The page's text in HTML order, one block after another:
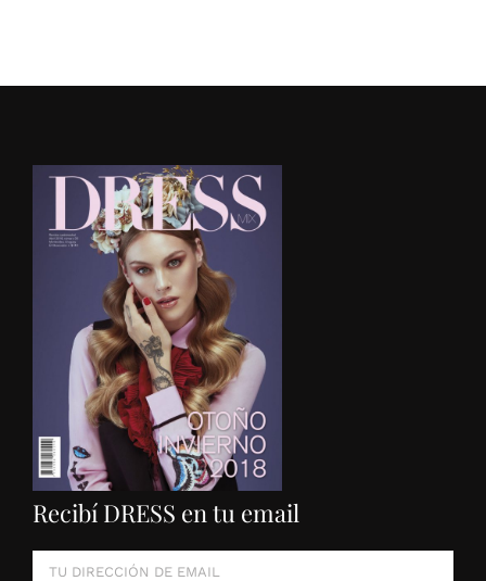
Recibí DRESS en tu email